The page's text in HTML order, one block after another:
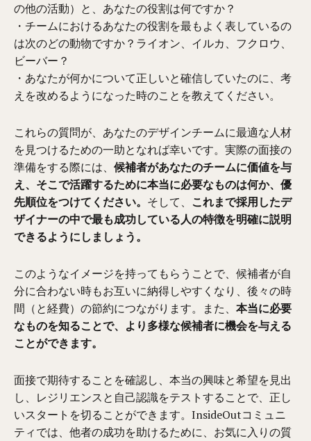
の他の活動）と、あなたの役割は何ですか？
・チームにおけるあなたの役割を最もよく表しているの
は次のどの動物ですか？ライオン、イルカ、フクロウ、
ビーバー？
・あなたが何かについて正しいと確信していたのに、考
えを改めるようになった時のことを教えてください。
これらの質問が、あなたのデザインチームに最適な人材
を見つけるための一助となれば幸いです。実際の面接の
準備をする際には、候補者があなたのチームに価値を与
え、そこで活躍するために本当に必要なものは何か、優
先順位をつけてください。 そして、 これまで採用したデ
ザイナーの中で最も成功している人の特徴を明確に説明
できるようにしましょう。
このようなイメージを持ってもらうことで、候補者が自
分に合わない時もお互いに納得しやすくなり、後々の時
間（と経費）の節約につながります。また、本当に必要
なものを知ることで、より多様な候補者に機会を与える
ことができます。
面接で期待することを確認し、本当の興味と希望を見出
し、レジリエンスと自己認識をテストすることで、正し
いスタートを切ることができます。InsideOutコミュニ
ティでは、他者の成功を助けるために、お気に入りの質